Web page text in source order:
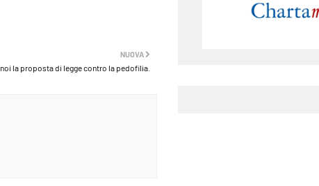
NUOVA
la proposta di legge contro la pedofilia.